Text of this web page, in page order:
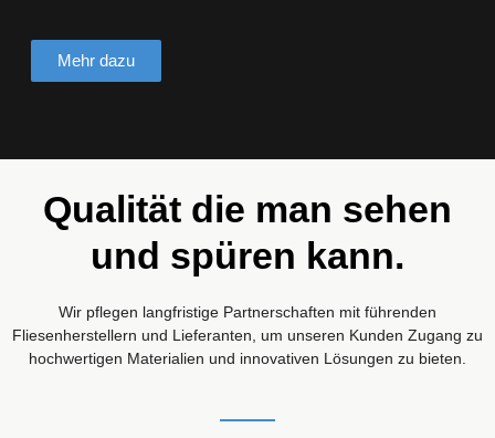
Mehr dazu
Qualität die man sehen
und spüren kann.
Wir pflegen langfristige Partnerschaften mit führenden
Fliesenherstellern und Lieferanten, um unseren Kunden Zugang zu
hochwertigen Materialien und innovativen Lösungen zu bieten.